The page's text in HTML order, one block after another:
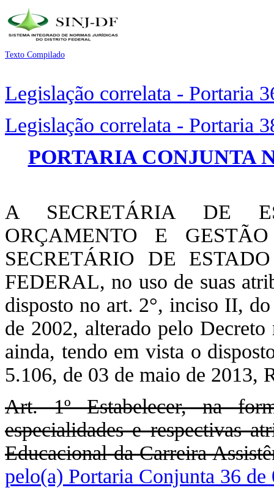
Texto Compilado
Legislação correlata - Portaria
Legislação correlata - Portaria
PORTARIA CONJUNTA
A SECRETÁRIA DE
ORÇAMENTO E
SECRETÁRIO DE
FEDERAL, no uso de suas
disposto no art. 2°, inciso II,
de 2002, alterado pelo
ainda, tendo em vista o
5.106, de 03 de maio de 2013,
Art. 1º Estabelecer, na
especialidades e respectivas
Educacional da Carreira
pelo(a) Portaria Conjunta 36 de